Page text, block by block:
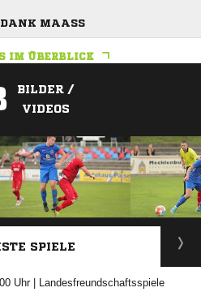
MAASS
IM ÜBERBLICK
BILDER /
VIDEOS
ANZEIGE
SPIELE
Uhr | Landesfreundschaftsspiele